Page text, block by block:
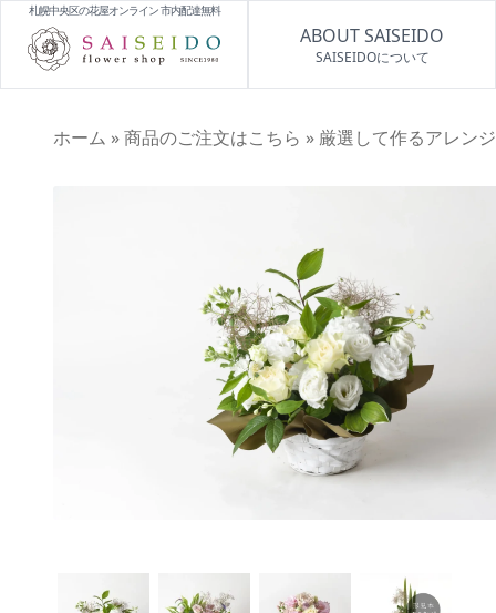
札幌中央区の花屋オンライン 市内配達無料
ABOUT SAISEIDO
SAISEIDOについて
ホーム »商品のご注文はこちら » 厳選して作るアレン